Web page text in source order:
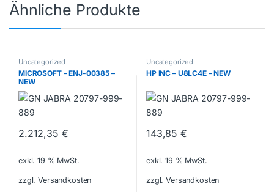
Ähnliche Produkte
Uncategorized
MICROSOFT – ENJ-00385 –
NEW
2.212,35 €
exkl. 19 % MwSt.
zzgl. Versandkosten
Uncategorized
HP INC – U8LC4E – NEW
143,85€
exkl. 19 % MwSt.
zzgl. Versandkosten